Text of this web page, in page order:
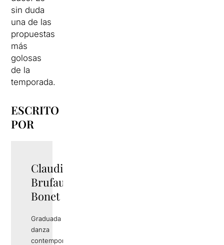
sin duda
una de las
propuestas
más
golosas
de la
temporada.
ESCRITO
POR
Claudia
Brufau
Bonet
Graduada en
danza
contemporánea